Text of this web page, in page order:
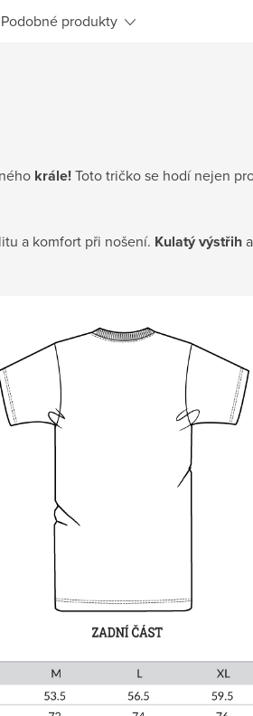
Podobné produkty
krále!Toto tričko se hodí nejen
a komfort při nošení. Kulatý výstřiha